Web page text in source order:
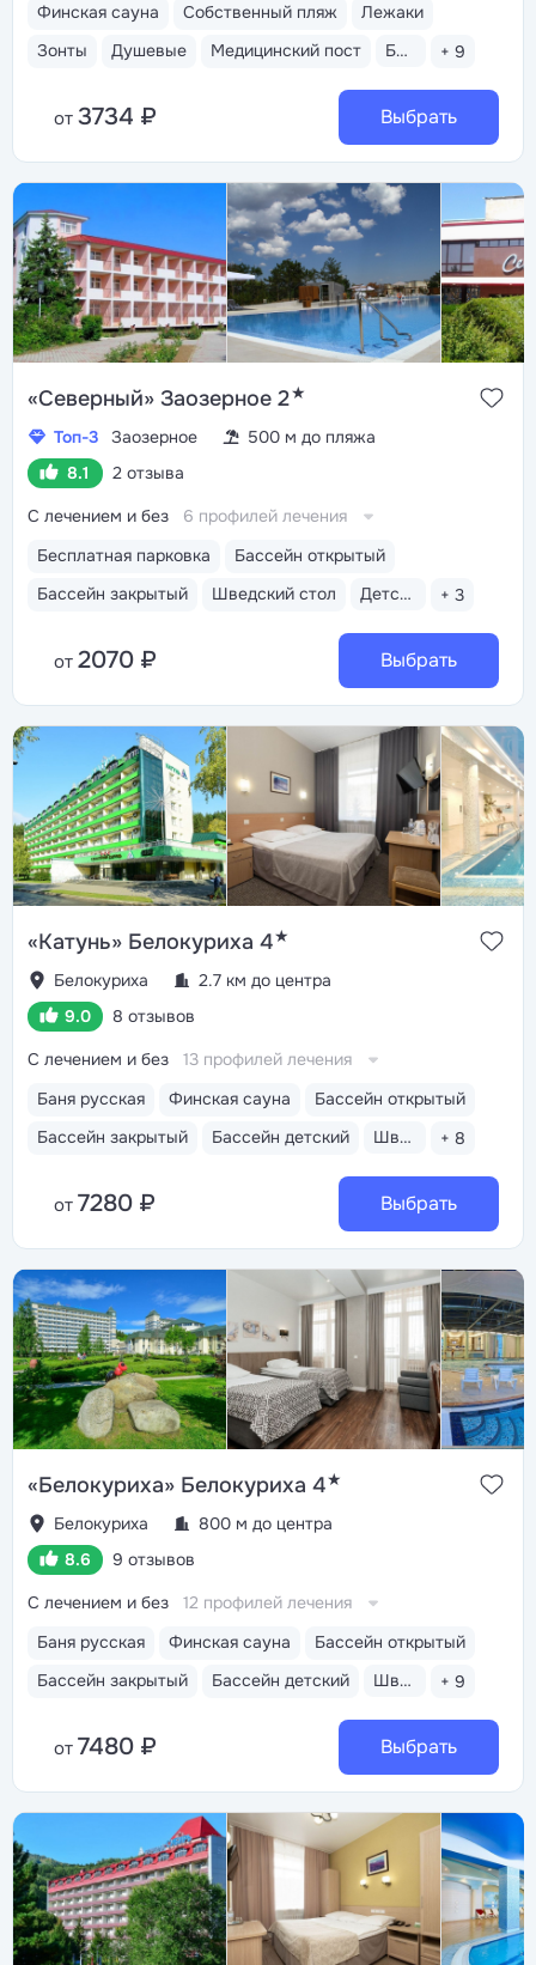
Финская сауна Собственный пляж
Лежаки
Зонты
Душевые Медицинский пост Бассейн открытый + 9
от 3734 ₽ Выбрать
«Северный» Заозерное 2★
Топ-3 Заозерное
500 м до пляжа
8.1
2 отзыва
Бесплатная парковка
Бассейн открытый
Бассейн закрытый
Шведский стол Детская комната + 3
С лечением и без 6 профилей лечения
от 2070 ₽ Выбрать
«Катунь» Белокуриха 4★
Белокуриха
2.7 км до центра
9.0
8 отзывов
Баня русская Финская сауна
Бассейн открытый
Бассейн закрытый
Бассейн детский Шведский стол + 8
С лечением и без 13 профилей лечения
от 7280 ₽ Выбрать
«Белокуриха» Белокуриха 4★
Белокуриха
800 м до центра
8.6
9 отзывов
Баня русская Финская сауна
Бассейн открытый
Бассейн закрытый
Бассейн детский Шведский стол + 9
С лечением и без 12 профилей лечения
от 7480 ₽ Выбрать